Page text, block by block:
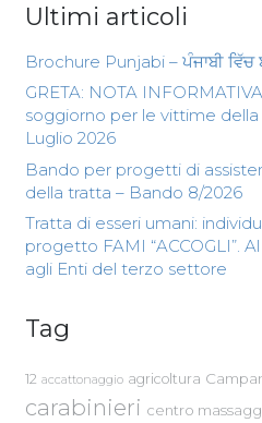
Ultimi articoli
Brochure Punjabi – ਪੰਜਾਬੀ ਵਿੱਚ
GRETA: NOTA
soggiorno per le vittime
Luglio 2026
Bando per progetti di
della tratta – Bando 8/2026
Tratta di esseri umani:
progetto FAMI “ACCOGLI”.
agli Enti del terzo settore
Tag
12 accattonaggio agricoltura
carabinieri centro